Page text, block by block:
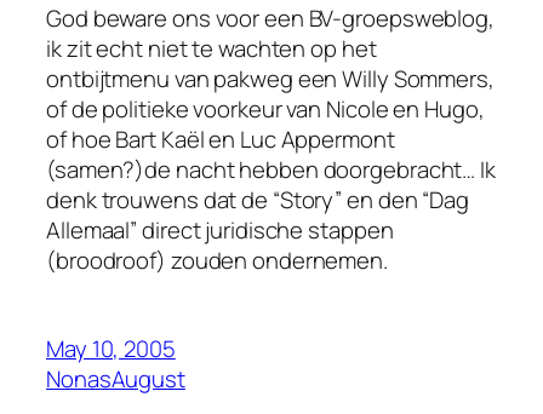
God beware ons voor een BV-groepsweblog,
ik zit echt niet te wachten op het
ontbijtmenu van pakweg een Willy Sommers,
of de politieke voorkeur van Nicole en Hugo,
of hoe Bart Kaël en Luc Appermont
(samen?)de nacht hebben doorgebracht… Ik
denk trouwens dat de “Story” en den “Dag
Allemaal” direct juridische stappen
(broodroof) zouden ondernemen.
May 10, 2005
NonasAugust